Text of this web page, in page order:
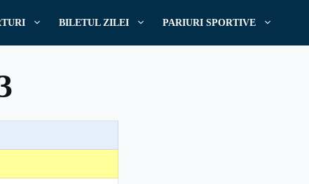
BILETUL ZILEI PARIURI SPORTIVE